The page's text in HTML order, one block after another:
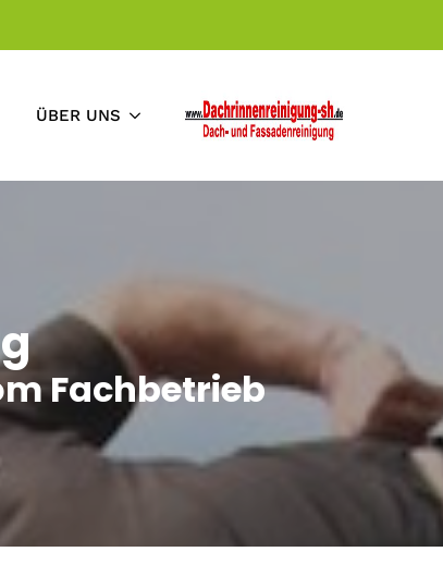
ÜBER UNS
Fachbetrieb